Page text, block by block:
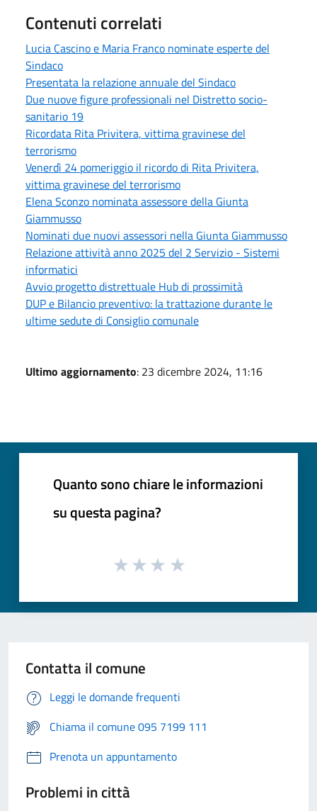
Contenuti correlati
Lucia Cascino e Maria Franco nominate esperte del
Sindaco
Presentata la relazione annuale del Sindaco
Due nuove figure professionali nel Distretto socio-
sanitario 19
Ricordata Rita Privitera, vittima gravinese del
terrorismo
Venerdì 24 pomeriggio il ricordo di Rita Privitera,
vittima gravinese del terrorismo
Elena Sconzo nominata assessore della Giunta
Giammusso
Nominati due nuovi assessori nella Giunta Giammusso
Relazione attività anno 2025 del 2 Servizio - Sistemi
informatici
Avvio progetto distrettuale Hub di prossimità
DUP e Bilancio preventivo: la trattazione durante le
ultime sedute di Consiglio comunale
Ultimo aggiornamento: 23 dicembre 2024, 11:16
Quanto sono chiare le informazioni
su questa pagina?
Contatta il comune
Leggi le domande frequenti
Chiama il comune 095 7199 111
Prenota un appuntamento
Problemi in città